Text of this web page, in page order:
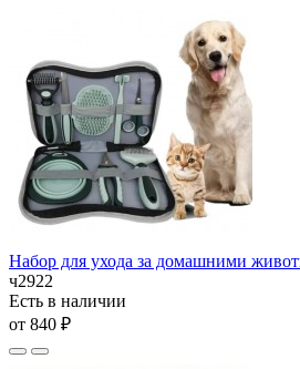
Набор для ухода за домашними
ч2922
Есть в наличии
от 840 ₽